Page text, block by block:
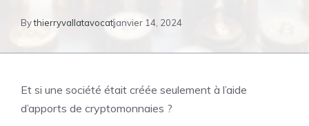
Bythierryvallatavocatjanvier 14, 2024
Et si une société était créée seulement à l’aide
d’apports de cryptomonnaies ?